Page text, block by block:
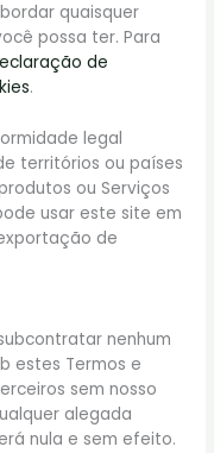
quaisquer
possa ter. Para
de
.
legal
territórios ou países
ou Serviços
usar este site em
de
nenhum
estes Termos e
sem nosso
alegada
nula e sem efeito.